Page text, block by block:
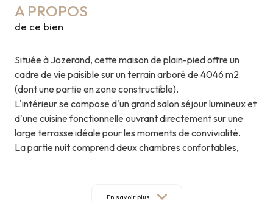
A PROPOS
de ce bien
Située à Jozerand, cette maison de plain-pied offre un
cadre de vie paisible sur un terrain arboré de 4046 m2
(dont une partie en zone constructible).
L'intérieur se compose d'un grand salon séjour lumineux et
d'une cuisine fonctionnelle ouvrant directement sur une
large terrasse idéale pour les moments de convivialité.
La partie nuit comprend deux chambres confortables,
Une véranda vient parfaire l'ensemble, offrant un espace
En savoir plus